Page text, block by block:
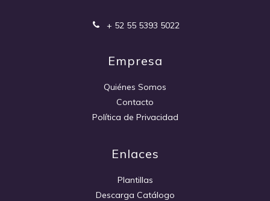
+ 52 55 5393 5022
Empresa
Quiénes Somos
Contacto
Política de Privacidad
Enlaces
Plantillas
Descarga Catálogo